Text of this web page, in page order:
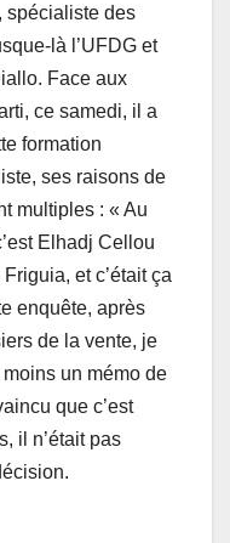
spécialiste des
là l’UFDG et
Face aux
ce samedi, il a
formation
ses raisons de
multiples : « Au
Elhadj Cellou
et c’était ça
enquête, après
de la vente, je
un mémo de
que c’est
il n’était pas